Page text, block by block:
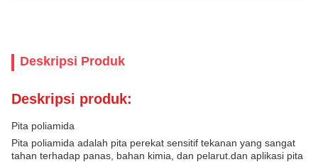
Deskripsi Produk
Deskripsi produk:
Pita poliamida
Pita poliamida adalah pita perekat sensitif tekanan yang sangat
tahan terhadap panas, bahan kimia, dan pelarut.dan aplikasi pita